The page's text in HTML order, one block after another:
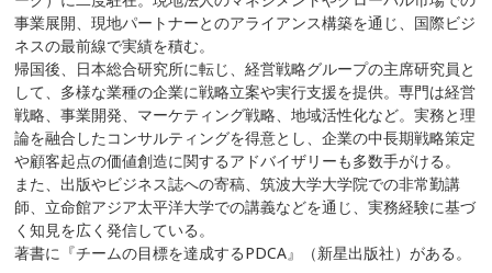
事業展開、現地パートナーとのアライアンス構築を通じ、国際ビジ
ネスの最前線で実績を積む。
帰国後、日本総合研究所に転じ、経営戦略グループの主席研究員と
して、多様な業種の企業に戦略立案や実行支援を提供。専門は経営
戦略、事業開発、マーケティング戦略、地域活性化など。実務と理
論を融合したコンサルティングを得意とし、企業の中長期戦略策定
や顧客起点の価値創造に関するアドバイザリーも多数手がける。
また、出版やビジネス誌への寄稿、筑波大学大学院での非常勤講
師、立命館アジア太平洋大学での講義などを通じ、実務経験に基づ
く知見を広く発信している。
著書に『チームの目標を達成するPDCA』（新星出版社）がある。